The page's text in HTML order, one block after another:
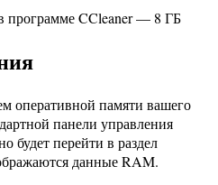
программе CCleaner — 8 ГБ
оперативной памяти вашего
панели управления
будет перейти в раздел
данные RAM.